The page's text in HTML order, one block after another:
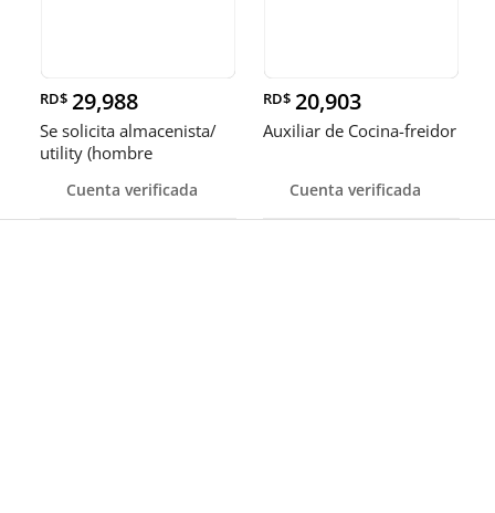
RD$ 29,988
Se solicita almacenista/
utility (hombre
Cuenta verificada
RD$ 20,903
Auxiliar de Cocina-freidor
Cuenta verificada